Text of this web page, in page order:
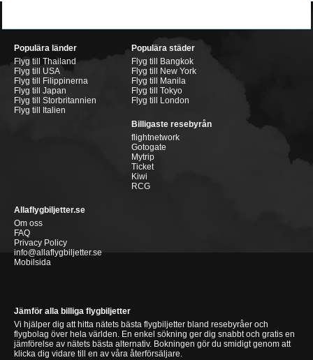
Populära länder
Flyg till Thailand
Flyg till USA
Flyg till Filippinerna
Flyg till Japan
Flyg till Storbritannien
Flyg till Italien
Populära städer
Flyg till Bangkok
Flyg till New York
Flyg till Manila
Flyg till Tokyo
Flyg till London
Billigaste resebyrån
flightnetwork
Gotogate
Mytrip
Ticket
Kiwi
RCG
Allaflygbiljetter.se
Om oss
FAQ
Privacy Policy
info@allaflygbiljetter.se
Mobilsida
Jämför alla billiga flygbiljetter
Vi hjälper dig att hitta nätets bästa flygbiljetter bland resebyråer och
flygbolag över hela världen. En enkel sökning ger dig snabbt och gratis en
jämförelse av nätets bästa alternativ. Bokningen gör du smidigt genom att
klicka dig vidare till en av våra återförsäljare.